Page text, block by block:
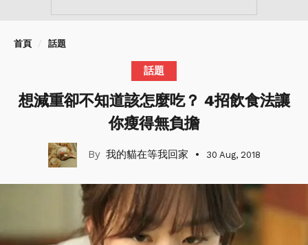
首頁 話題
話題
想減重卻不知道該怎麼吃？ 4招飲食法讓
你瘦得無負擔
我的貓在等我回家 30 Aug, 2018